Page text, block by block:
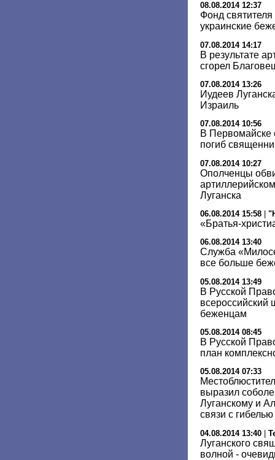
08.08.2014 12:37
Фонд
украинские
07.08.2014 14:17
В результате
сгорел
07.08.2014 13:26
Иудеев
Израиль
07.08.2014 10:56
В Первомайске
погиб
07.08.2014 10:27
Ополченцы
Луганска
06.08.2014 15:58
«Братья-
06.08.2014 13:40
Служба
все больше
05.08.2014 13:49
В Русской
беженцам
05.08.2014 08:45
В Русской
план
05.08.2014 07:33
выразил
Луганскому и
связи с
04.08.2014 13:40 |
Луганского
волной -